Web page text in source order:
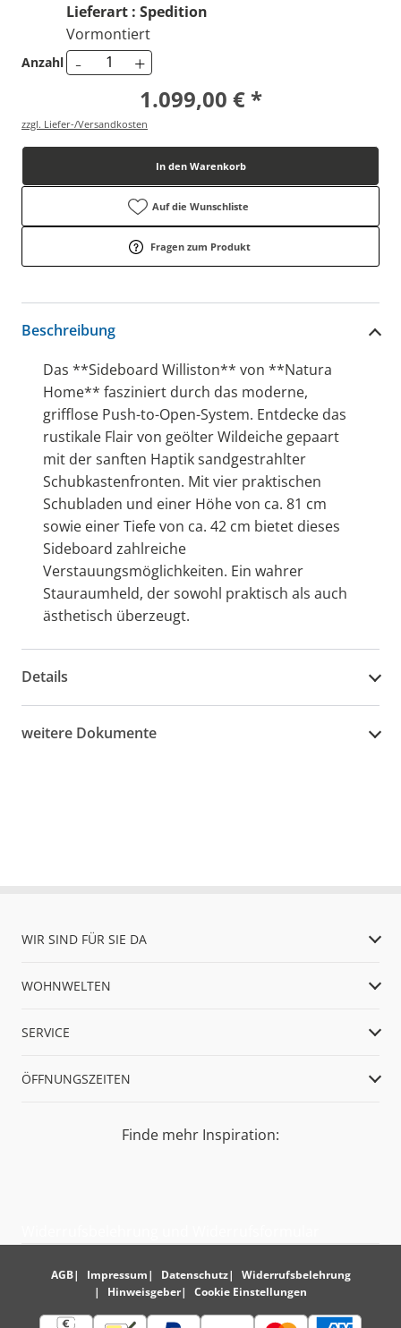
Lieferart : Spedition
Vormontiert
Anzahl - +
1.099,00 € *
zzgl. Liefer-/Versandkosten
In den Warenkorb
Auf die Wunschliste
Fragen zum Produkt
Beschreibung
Das **Sideboard Williston** von **Natura
Home** fasziniert durch das moderne,
grifflose Push-to-Open-System. Entdecke das
rustikale Flair von geölter Wildeiche gepaart
mit der sanften Haptik sandgestrahlter
Schubkastenfronten. Mit vier praktischen
Schubladen und einer Höhe von ca. 81 cm
sowie einer Tiefe von ca. 42 cm bietet dieses
Sideboard zahlreiche
Verstauungsmöglichkeiten. Ein wahrer
Stauraumheld, der sowohl praktisch als auch
ästhetisch überzeugt.
Details
weitere Dokumente
WIR SIND FÜR SIE DA
WOHNWELTEN
SERVICE
ÖFFNUNGSZEITEN
Finde mehr Inspiration:
AGB Impressum Datenschutz
Widerrufsbelehrung
Hinweisgeber
Cookie Einstellungen